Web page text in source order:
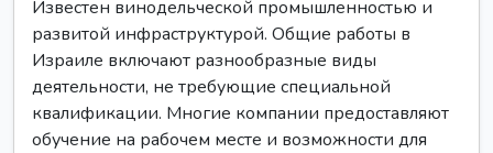
Известен винодельческой промышленностью и
развитой инфраструктурой. Общие работы в
Израиле включают разнообразные виды
деятельности, не требующие специальной
квалификации. Многие компании предоставляют
обучение на рабочем месте и возможности для